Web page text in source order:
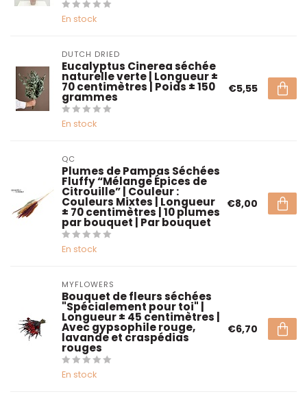
En stock
DUTCH DRIED
Eucalyptus Cinerea séchée
naturelle verte | Longueur ±
70 centimètres | Poids ± 150
grammes
En stock
€5,55
QC
Plumes de Pampas Séchées
Fluffy “Mélange Épices de
Citrouille” | Couleur :
Couleurs Mixtes | Longueur
± 70 centimètres | 10 plumes
par bouquet | Par bouquet
En stock
€8,00
MYFLOWERS
Bouquet de fleurs séchées
"Spécialement pour toi" |
Longueur ± 45 centimètres |
Avec gypsophile rouge,
lavande et craspédias
rouges
En stock
€6,70